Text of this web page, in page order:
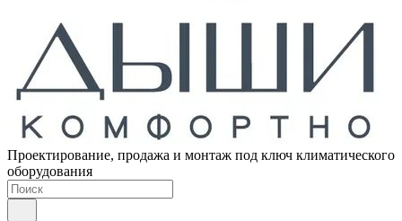
Проектирование, продажа и монтаж под ключ климатического
оборудования